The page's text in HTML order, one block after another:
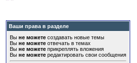
Ваши права в разделе
Вы не можете создавать новые темы
Вы не можете отвечать в темах
Вы не можете прикреплять вложения
Вы не можете редактировать свои сообщения